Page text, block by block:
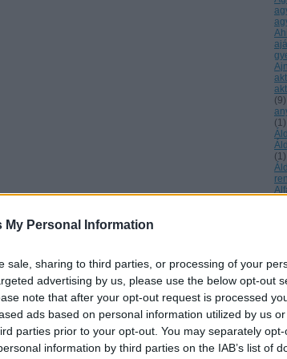
My Personal Information
sale, sharing to third parties, or processing of your
advertising by us, please use the below opt-out
note that after your opt-out request is processed
ads based on personal information utilized by us
parties prior to your opt-out. You may separately
information by third parties on the IAB’s list of
(9)
(1)
(1)